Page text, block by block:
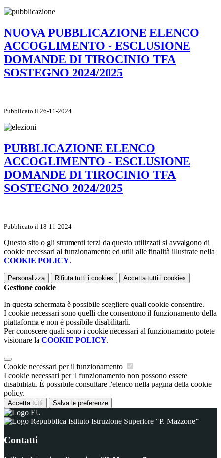
NUOVA PUBBLICAZIONE ELENCO
ACCOGLIMENTO - ESCLUSIONE
DOMANDE DI TIROCINIO TFA
SOSTEGNO 2024/2025
Pubblicato il 26-11-2024
PUBBLICAZIONE ELENCO
ACCOGLIMENTO - ESCLUSIONE
DOMANDE DI TIROCINIO TFA
SOSTEGNO 2024/2025
Pubblicato il 18-11-2024
Questo sito o gli strumenti terzi da questo utilizzati si avvalgono di
cookie necessari al funzionamento ed utili alle finalità illustrate nella
COOKIE POLICY.
Personalizza Rifiuta tutti i cookies Accetta tutti i cookies
Gestione cookie
In questa schermata è possibile scegliere quali cookie consentire.
I cookie necessari sono quelli che consentono il funzionamento della
piattaforma e non è possibile disabilitarli.
Per conoscere quali sono i cookie necessari al funzionamento potete
visionare la COOKIE POLICY.
Cookie necessari per il funzionamento
I cookie necessari per il funzionamento non possono essere
disabilitati. È possibile consultare l'elenco nella pagina della cookie
policy.
Accetta tutti Salva le preferenze
Istituto Istruzione Superiore “P. Mazzone”
Contatti